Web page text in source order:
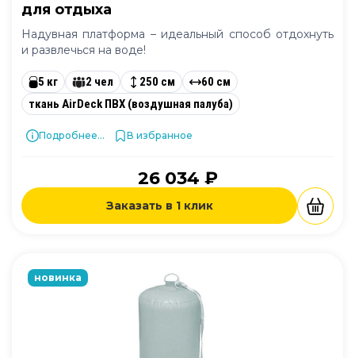
для отдыха
Надувная платформа – идеальный способ отдохнуть
и развлечься на воде!
5 кг 2 чел 250 см
60 см
ткань AirDeck ПВХ (воздушная палуба)
Подробнее... В избранное
26 034 ₽
Заказать в 1 клик
новинка